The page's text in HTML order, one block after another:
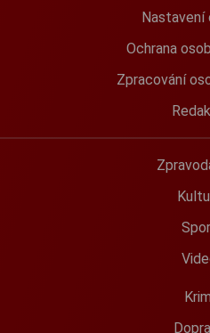
Nastavení
Ochrana
Zpracování